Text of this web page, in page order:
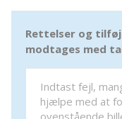
Rettelser og
modtages med